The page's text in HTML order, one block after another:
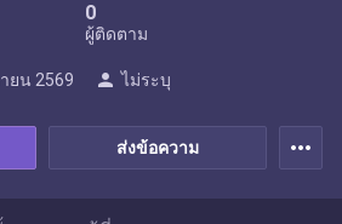
0
ผู้ติดตาม
ส่งข้อความ
ยน 2569 person ไม่ระบุ
more_horiz